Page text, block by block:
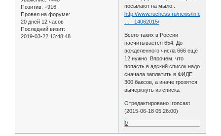
Позитив: +916
Провел на форуме:
20 дней 12 часов
Последний визит:
2019-03-22 13:48:48
посылают на мыло..
http://www.ruchess.ru/news/inform/
… _14062015/
Всего таких в России
насчитывается 654. До
вожделенного числа 666 ещё
12 нужно Впрочем, что
попасть в адский список надо
сначала заплатить в ФИДЕ
300 баксов, а иначе грозятся
вычеркнуть из списка
Отредактировано Ironcast
(2015-06-18 05:26:00)
0